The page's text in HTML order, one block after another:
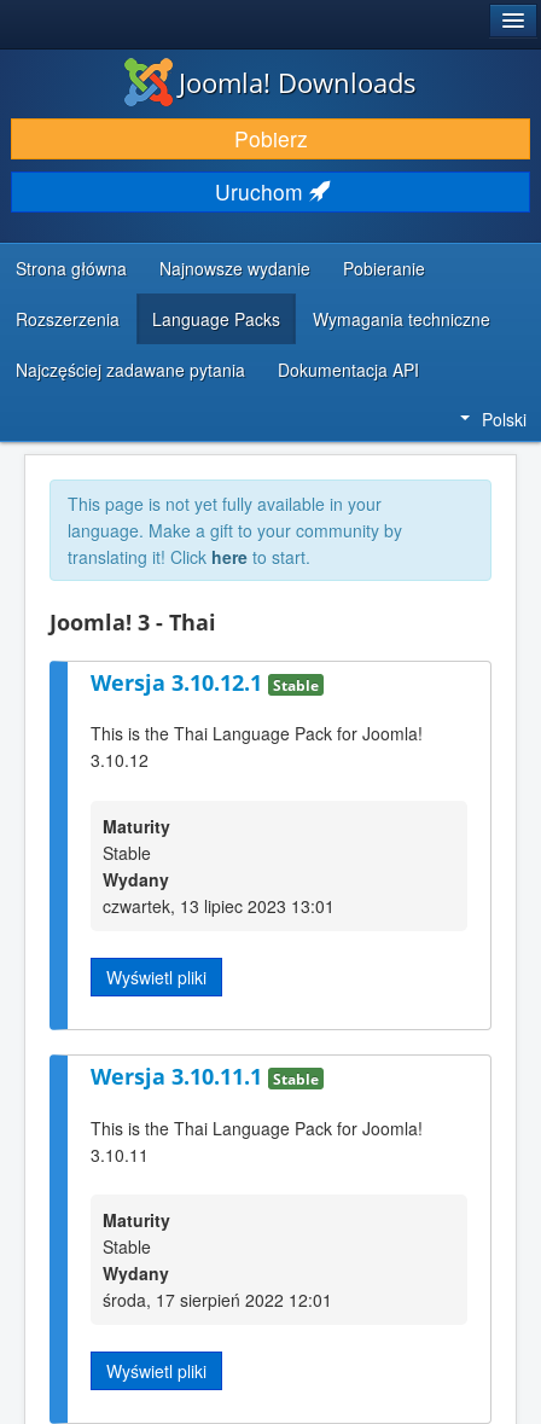
DODATKI I ROZSZERZENIA
ODKRYJ & POZNAJ
SPOŁECZNOŚĆ & WSPARCIE
ZASOBY DLA PROGRAMISTÓW
Joomla! Downloads
Pobierz
Uruchom
Strona główna Najnowsze wydanie Pobieranie
Rozszerzenia Language Packs Wymagania techniczne
Najczęściej zadawane pytania Dokumentacja API
Polski
This page is not yet fully available in your
language. Make a gift to your community by
translating it! Click here to start.
Joomla! 3 - Thai
Wersja 3.10.12.1 Stable
This is the Thai Language Pack for Joomla!
3.10.12
Maturity
Stable
Wydany
czwartek, 13 lipiec 2023 13:01
Wyświetl pliki
Wersja 3.10.11.1 Stable
This is the Thai Language Pack for Joomla!
3.10.11
Maturity
Stable
Wydany
środa, 17 sierpień 2022 12:01
Wyświetl pliki